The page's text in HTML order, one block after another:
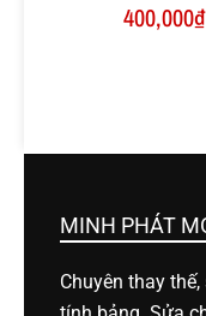
400,000₫
MINH PHÁT
Chuyên thay